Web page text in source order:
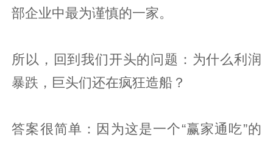
部企业中最为谨慎的一家。
所以，回到我们开头的问题：为什么利润
暴跌，巨头们还在疯狂造船？
答案很简单：因为这是一个“赢家通吃”的